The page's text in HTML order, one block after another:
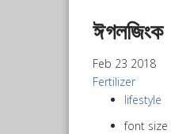
ঈগলজিংক
Feb 23 2018
Fertilizer
lifestyle
font size